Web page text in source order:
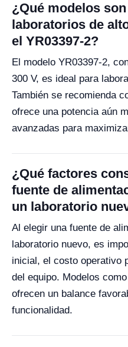
¿Qué modelos
laboratorios de
el YR03397-2?
El modelo YR03397-2,
300 V, es ideal para
También se recomienda
ofrece una potencia aún
avanzadas para
¿Qué factores
fuente de
un laboratorio
Al elegir una fuente de
laboratorio nuevo, es
inicial, el costo operativo
del equipo. Modelos
ofrecen un balance
funcionalidad.